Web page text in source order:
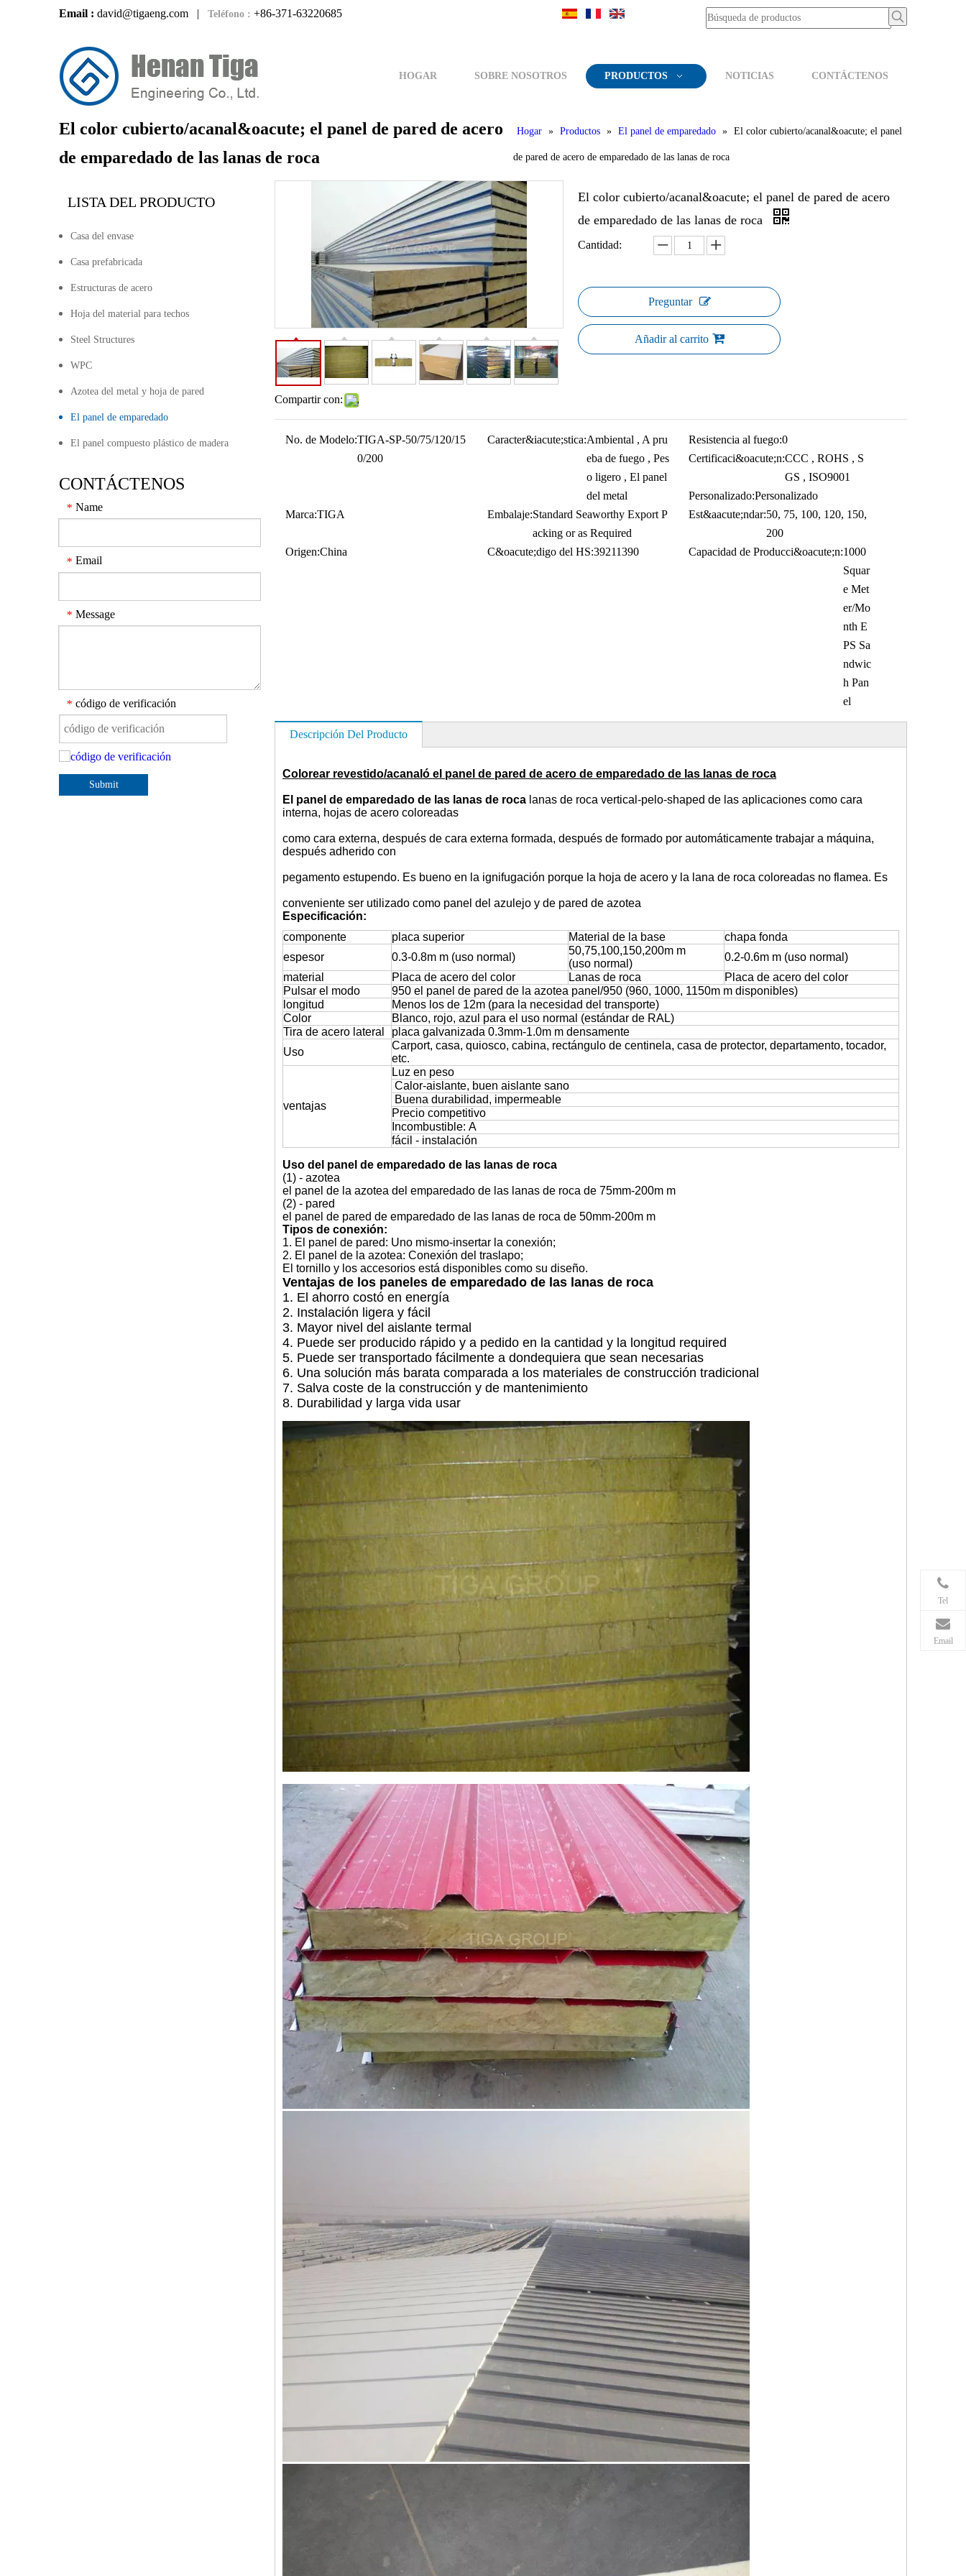
Email : david@tigaeng.com | Teléfono : +86-371-63220685
HOGAR SOBRE NOSOTROS PRODUCTOS NOTICIAS CONTÁCTENOS
El color cubierto/acanal&oacute; el panel de pared de acero
de emparedado de las lanas de roca
Hogar » Productos » El panel de emparedado » El color cubierto/acanal&oacute; el panel
de pared de acero de emparedado de las lanas de roca
LISTA DEL PRODUCTO
Casa del envase
Casa prefabricada
Estructuras de acero
Hoja del material para techos
Steel Structures
WPC
Azotea del metal y hoja de pared
El panel de emparedado
El panel compuesto plástico de madera
CONTÁCTENOS
* Name
* Email
* Message
* código de verificación
Submit
Compartir con:
El color cubierto/acanal&oacute; el panel de pared de acero
de emparedado de las lanas de roca
Cantidad:
Preguntar
Añadir al carrito
No. de Modelo:TIGA-SP-50/75/120/15
0/200
Caracter&iacute;stica:Ambiental , A pru
eba de fuego , Pes
o ligero , El panel
del metal
Resistencia al fuego:0
Certificaci&oacute;n:CCC , ROHS , S
GS , ISO9001
Personalizado:Personalizado
Marca:TIGA Embalaje:Standard Seaworthy Export P
acking or as Required
Est&aacute;ndar:50, 75, 100, 120, 150,
200
Origen:China C&oacute;digo del HS:39211390 Capacidad de Producci&oacute;n:1000
Squar
e Met
er/Mo
nth E
PS Sa
ndwic
h Pan
el
Descripción Del Producto
Colorear revestido/acanaló el panel de pared de acero de emparedado de las lanas de roca
El panel de emparedado de las lanas de roca lanas de roca vertical-pelo-shaped de las aplicaciones como cara
interna, hojas de acero coloreadas
como cara externa, después de cara externa formada, después de formado por automáticamente trabajar a máquina,
después adherido con
pegamento estupendo. Es bueno en la ignifugación porque la hoja de acero y la lana de roca coloreadas no flamea. Es
conveniente ser utilizado como panel del azulejo y de pared de azotea
Especificación:
componente
placa superior Material de la base
chapa fonda
espesor
0.3-0.8m m (uso normal)
50,75,100,150,200m m
(uso normal)
0.2-0.6m m (uso normal)
material
Placa de acero del color Lanas de roca
Placa de acero del color
Pulsar el modo
950 el panel de pared de la azotea panel/950 (960, 1000, 1150m m disponibles)
longitud
Menos los de 12m (para la necesidad del transporte)
Color
Blanco, rojo, azul para el uso normal (estándar de RAL)
Tira de acero lateral
placa galvanizada 0.3mm-1.0m m densamente
Uso
Carport, casa, quiosco, cabina, rectángulo de centinela, casa de protector, departamento, tocador,
etc.
ventajas
Luz en peso
Calor-aislante, buen aislante sano
Buena durabilidad, impermeable
Precio competitivo
Incombustible: A
fácil - instalación
Uso del panel de emparedado de las lanas de roca
(1) - azotea
el panel de la azotea del emparedado de las lanas de roca de 75mm-200m m
(2) - pared
el panel de pared de emparedado de las lanas de roca de 50mm-200m m
Tipos de conexión:
1. El panel de pared: Uno mismo-insertar la conexión;
2. El panel de la azotea: Conexión del traslapo;
El tornillo y los accesorios está disponibles como su diseño.
Ventajas de los paneles de emparedado de las lanas de roca
1. El ahorro costó en energía
2. Instalación ligera y fácil
3. Mayor nivel del aislante termal
4. Puede ser producido rápido y a pedido en la cantidad y la longitud required
5. Puede ser transportado fácilmente a dondequiera que sean necesarias
6. Una solución más barata comparada a los materiales de construcción tradicional
7. Salva coste de la construcción y de mantenimiento
8. Durabilidad y larga vida usar
Tel
Email